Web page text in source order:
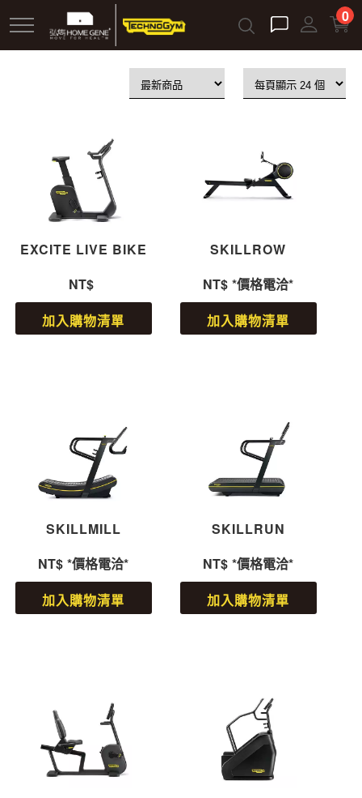
到
主
0
EXCITE LIVE BIKE
NT$
加入購物清單
SKILLROW
NT$ *價格電洽*
加入購物清單
SKILLMILL
NT$ *價格電洽*
加入購物清單
SKILLRUN
NT$ *價格電洽*
加入購物清單